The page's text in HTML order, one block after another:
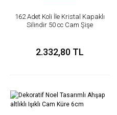
162 Adet Koli İle Kristal Kapaklı
Silindir 50 cc Cam Şişe
2.332,80 TL